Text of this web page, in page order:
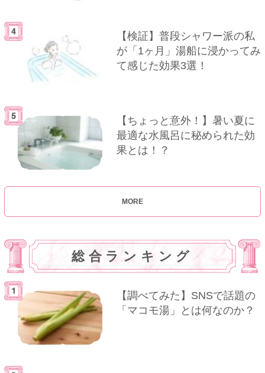
【検証】普段シャワー派の私
が「1ヶ月」湯船に浸かってみ
て感じた効果3選！
【ちょっと意外！】暑い夏に
最適な水風呂に秘められた効
果とは！？
MORE
総合ランキング
【調べてみた】SNSで話題の
「マコモ湯」とは何なのか？